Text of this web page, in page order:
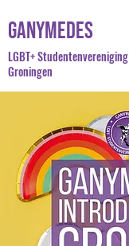
Ganymedes
LGBT+ Studentenvereniging
Groningen